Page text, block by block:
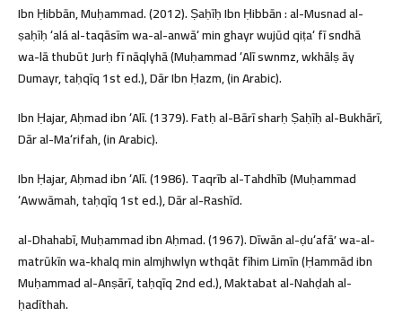
Ibn Ḥibbān, Muḥammad. (2012). Ṣaḥīḥ Ibn Ḥibbān : al-Musnad al-
ṣaḥīḥ ʻalá al-taqāsīm wa-al-anwāʻ min ghayr wujūd qiṭaʻ fī sndhā
wa-lā thubūt Jurḥ fī nāqlyhā (Muḥammad ʻAlī swnmz, wkhālṣ āy
Dumayr, taḥqīq 1st ed.), Dār Ibn Ḥazm, (in Arabic).
Ibn Ḥajar, Aḥmad ibn ʻAlī. (1379). Fatḥ al-Bārī sharḥ Ṣaḥīḥ al-Bukhārī,
Dār al-Maʻrifah, (in Arabic).
Ibn Ḥajar, Aḥmad ibn ʻAlī. (1986). Taqrīb al-Tahdhīb (Muḥammad
ʻAwwāmah, taḥqīq 1st ed.), Dār al-Rashīd.
al-Dhahabī, Muḥammad ibn Aḥmad. (1967). Dīwān al-ḍuʻafāʼ wa-al-
matrūkīn wa-khalq min almjhwlyn wthqāt fīhim Limīn (Ḥammād ibn
Muḥammad al-Anṣārī, taḥqīq 2nd ed.), Maktabat al-Nahḍah al-
ḥadīthah.